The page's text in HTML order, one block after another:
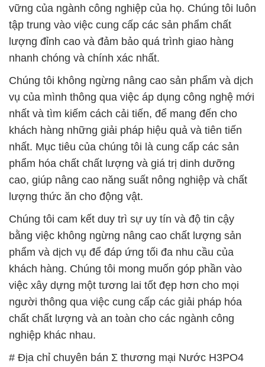
vững của ngành công nghiệp của họ. Chúng tôi luôn
tập trung vào việc cung cấp các sản phẩm chất
lượng đỉnh cao và đảm bảo quá trình giao hàng
nhanh chóng và chính xác nhất.
Chúng tôi không ngừng nâng cao sản phẩm và dịch
vụ của mình thông qua việc áp dụng công nghệ mới
nhất và tìm kiếm cách cải tiến, để mang đến cho
khách hàng những giải pháp hiệu quả và tiên tiến
nhất. Mục tiêu của chúng tôi là cung cấp các sản
phẩm hóa chất chất lượng và giá trị dinh dưỡng
cao, giúp nâng cao năng suất nông nghiệp và chất
lượng thức ăn cho động vật.
Chúng tôi cam kết duy trì sự uy tín và độ tin cậy
bằng việc không ngừng nâng cao chất lượng sản
phẩm và dịch vụ để đáp ứng tối đa nhu cầu của
khách hàng. Chúng tôi mong muốn góp phần vào
việc xây dựng một tương lai tốt đẹp hơn cho mọi
người thông qua việc cung cấp các giải pháp hóa
chất chất lượng và an toàn cho các ngành công
nghiệp khác nhau.
# Địa chỉ chuyên bán Σ thương mại Nước H3PO4